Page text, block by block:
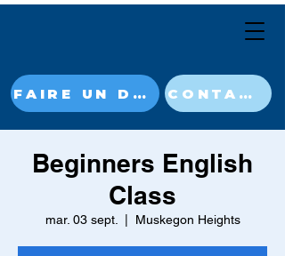
FAIRE UN DON MAINTENANT CONTACT
Beginners English
Class
mar. 03 sept. Muskegon Heights